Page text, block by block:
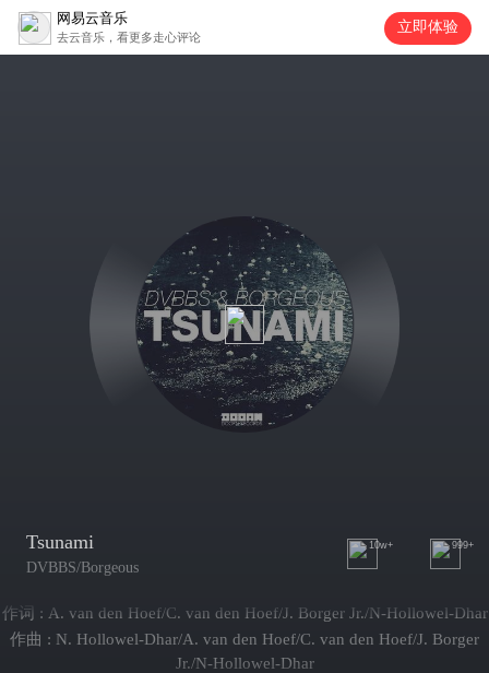
网易云音乐
去云音乐，看更多走心评论
立即体验
Tsunami
DVBBS/Borgeous
10w+ 999+
作词 : A. van den Hoef/C. van den Hoef/J. Borger Jr./N-Hollowel-Dhar
作曲 : N. Hollowel-Dhar/A. van den Hoef/C. van den Hoef/J. Borger
Jr./N-Hollowel-Dhar